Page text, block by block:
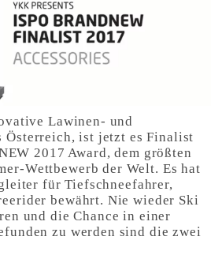
Lawinen- und
Österreich, ist jetzt es Finalist
2017 Award, dem größten
Wettbewerb der Welt. Es hat
für Tiefschneefahrer,
bewährt. Nie wieder Ski
und die Chance in einer
zu werden sind die zwei